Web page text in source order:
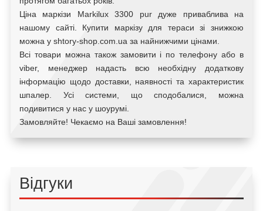
Ціна маркізи Markilux 3300 purдуже приваблива на
нашому сайті. Купити маркізу для тераси зі знижкою
можна у shtory-shop.com.ua за найнижчими цінами.
Всі товари можна також замовити і по телефону або в
viber, менеджер надасть всю необхідну додаткову
інформацію щодо доставки, наявності та характеристик
шпалер. Усі системи, що сподобалися, можна
подивитися у нас у шоурумі.
Замовляйте! Чекаємо на Ваші замовлення!
Відгуки